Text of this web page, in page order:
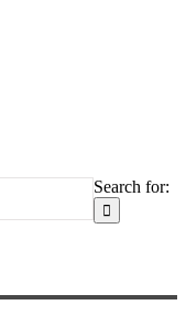
Search for: